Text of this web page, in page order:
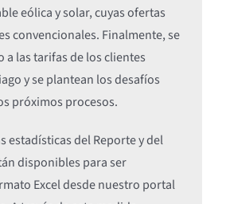
eólica y solar, cuyas ofertas
convencionales. Finalmente, se
a las tarifas de los clientes
y se plantean los desafíos
próximos procesos.
estadísticas del Reporte y del
disponibles para ser
Excel desde nuestro portal